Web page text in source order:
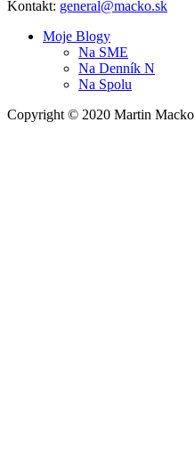
Kontakt: general@macko.sk
Moje Blogy
Na SME
Na Denník N
Na Spolu
Copyright © 2020 Martin Macko